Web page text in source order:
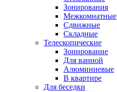
Зонирования
Межкомнатные
Сдвижные
Складные
Телескопические
Зонирование
Для ванной
Алюминиевые
В квартире
Для беседки